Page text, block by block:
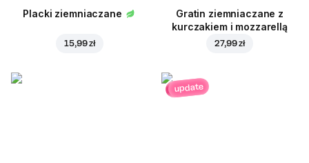
Placki ziemniaczane
15,99 zł
Gratin ziemniaczane z
kurczakiem i mozzarellą
27,99 zł
update